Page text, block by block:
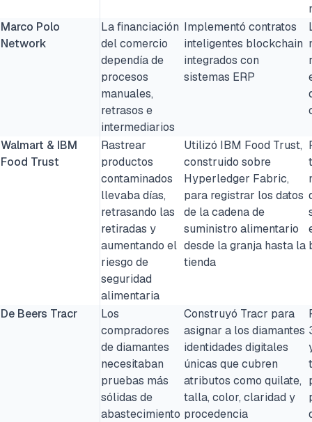
Marco Polo
Network
La financiación
del comercio
dependía de
procesos
manuales,
retrasos e
intermediarios
Implementó contratos
inteligentes blockchain
integrados con
sistemas ERP
Walmart & IBM
Food Trust
Rastrear
productos
contaminados
llevaba días,
retrasando las
retiradas y
aumentando el
riesgo de
seguridad
alimentaria
Utilizó IBM Food Trust,
construido sobre
Hyperledger Fabric,
para registrar los datos
de la cadena de
suministro alimentario
desde la granja hasta la
tienda
De Beers Tracr
Los
compradores
de diamantes
necesitaban
pruebas más
sólidas de
abastecimiento
Construyó Tracr para
asignar a los diamantes
identidades digitales
únicas que cubren
atributos como quilate,
talla, color, claridad y
procedencia